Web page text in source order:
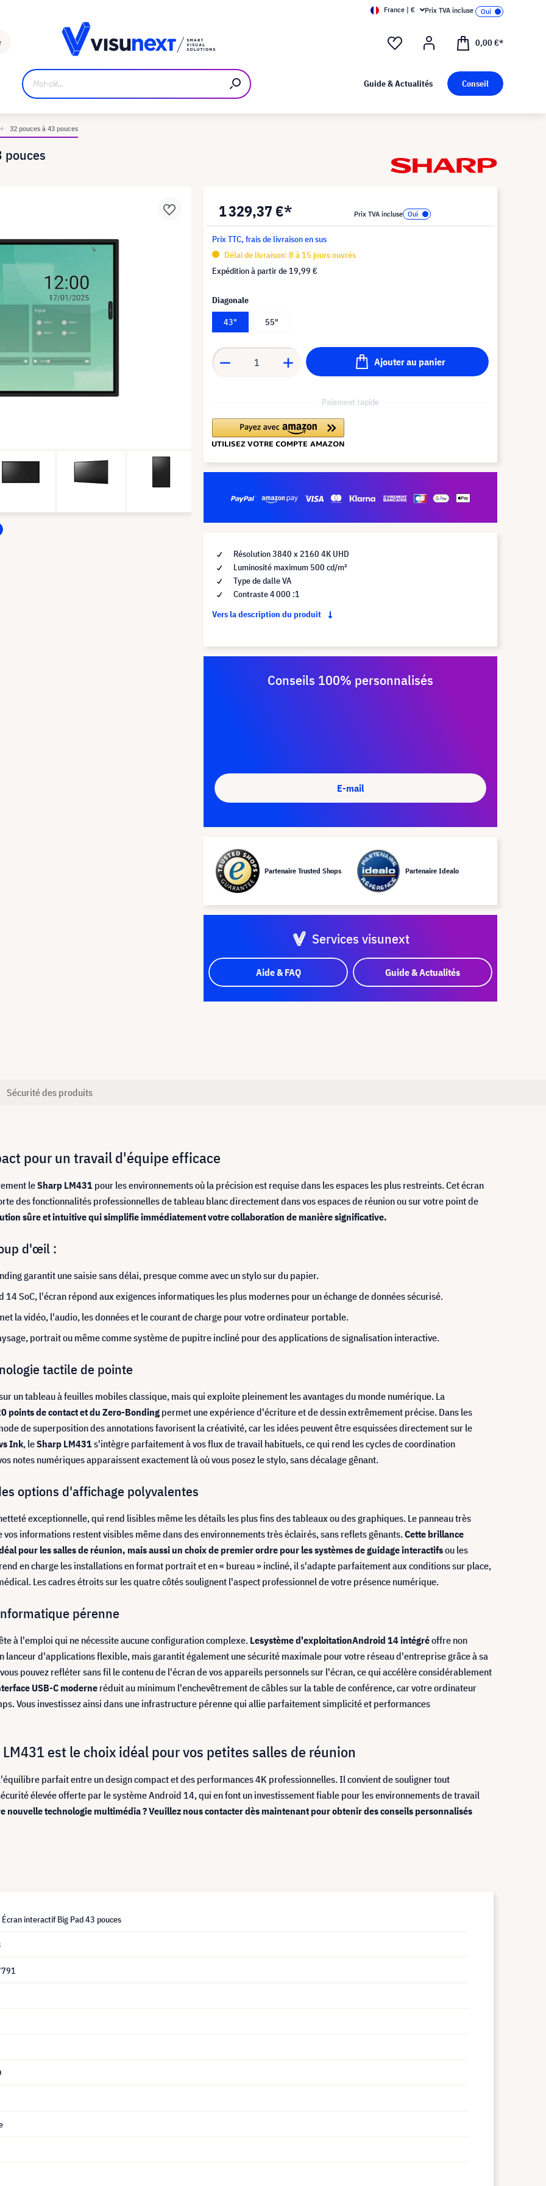
France | € Prix TVA incluse
0,00 €*
Guide & Actualités Conseil
32 pouces à 43 pouces
pouces
1 329,37 €* Prix TVA incluse
Prix TTC, frais de livraison en sus
Délai de livraison: 8 à 15 jours ouvrés
Expédition à partir de 19,99 €
Diagonale
43"
55"
Ajouter au panier
Paiement rapide
Résolution 3840 x 2160 4K UHD
Luminosité maximum 500 cd/m²
Type de dalle VA
Contraste 4 000 :1
Vers la description du produit
Conseils 100% personnalisés
E-mail
Partenaire Trusted Shops Partenaire Idealo
Services visunext
Aide & FAQ Guide & Actualités
Sécurité des produits
pour un travail d'équipe efficace
leSharp LM431 pour les environnements où la précision est requise dans les espaces les plus restreints.Cet écran
des fonctionnalités professionnelles de tableau blanc directement dans vos espaces de réunion ou sur votre point de
sûre et intuitive qui simplifie immédiatement votre collaboration de manière significative.
d'œil :
garantit une saisie sans délai, presque comme avec un stylo sur du papier.
14 SoC, l'écran répond aux exigences informatiques les plus modernes pour un échange de données sécurisé.
la vidéo, l'audio, les données et le courant de charge pour votre ordinateur portable.
portrait ou même comme système de pupitre incliné pour des applications de signalisation interactive.
tactile de pointe
un tableau à feuilles mobiles classique, mais qui exploite pleinement les avantages du monde numérique. La
points de contact et du Zero-Bonding permet une expérience d'écriture et de dessin extrêmement précise. Dans les
de superposition des annotations favorisent la créativité, car les idées peuvent être esquissées directement sur le
Ink, leSharp LM431s'intègre parfaitement à vos flux de travail habituels, ce qui rend les cycles de coordination
notes numériques apparaissent exactement là où vous posez le stylo, sans décalage gênant.
options d'affichage polyvalentes
exceptionnelle, qui rend lisibles même les détails les plus fins des tableaux ou des graphiques. Le panneau très
informations restent visibles même dans des environnements très éclairés, sans reflets gênants.Cette brillance
pour les salles de réunion, mais aussi un choix de premier ordre pour les systèmes de guidage interactifsou les
en charge les installations en format portrait et en « bureau » incliné, il s'adapte parfaitement aux conditions sur place,
Les cadres étroits sur les quatre côtés soulignent l'aspect professionnel de votre présence numérique.
pérenne
à l'emploi qui ne nécessite aucune configuration complexe. Lesystème d'exploitationAndroid 14 intégréoffre non
lanceur d'applications flexible, mais garantit également une sécurité maximale pour votre réseau d'entreprise grâce à sa
pouvez refléter sans fil le contenu de l'écran de vos appareils personnels sur l'écran, ce qui accélère considérablement
USB-C moderne réduit au minimum l'enchevêtrement de câbles sur la table de conférence, car votre ordinateur
Vous investissez ainsi dans une infrastructure pérenne qui allie parfaitement simplicité et performances
est le choix idéal pour vos petites salles de réunion
parfait entre un design compact et des performances 4K professionnelles. Il convient de souligner tout
élevée offerte par le système Android 14, qui en font un investissement fiable pour les environnements de travail
technologie multimédia ? Veuillez nous contacter dès maintenant pour obtenir des conseils personnalisés
interactif Big Pad 43 pouces